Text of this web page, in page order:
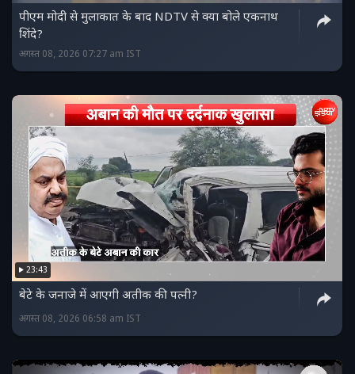
पीएम मोदी से मुलाकात के बाद NDTV से क्या बोले एकनाथ
शिंदे?
अगस्त 08, 2026 07:27 am IST
23:43
बेटे के जनाजे में आएगी अतीक की पत्नी?
अगस्त 08, 2026 06:58 am IST